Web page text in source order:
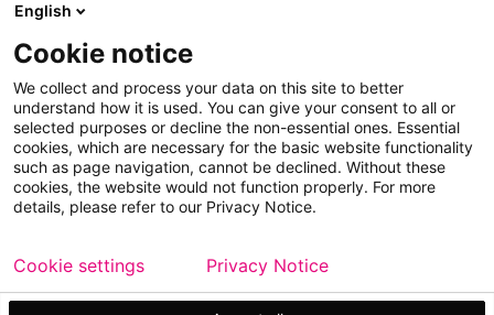
Osakkeet
Raportoi huolenaihe
Whistleblower-työkalu
Copyright © 2026 Metso
Sivukartta
Käyttöehdot
Tietosuoja Tavaramerkit
English
Cookie notice
We collect and process your data on this site to better
understand how it is used. You can give your consent to all or
selected purposes or decline the non-essential ones. Essential
cookies, which are necessary for the basic website functionality
such as page navigation, cannot be declined. Without these
cookies, the website would not function properly. For more
details, please refer to our Privacy Notice.
Cookie settings Privacy Notice